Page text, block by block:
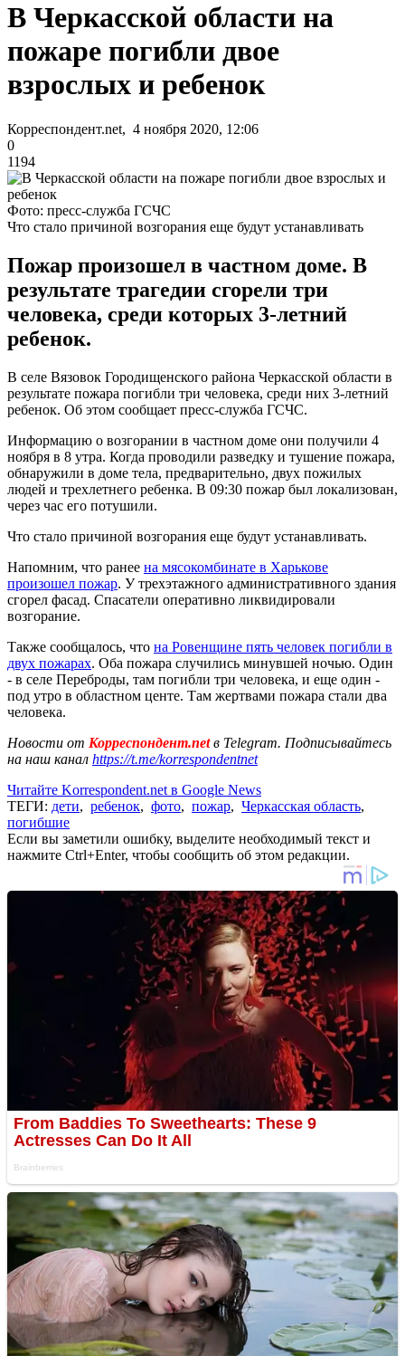
В Черкасской области на
пожаре погибли двое
взрослых и ребенок
Корреспондент.net, 4 ноября 2020, 12:06
0
1194
Фото: пресс-служба ГСЧС
Что стало причиной возгорания еще будут устанавливать
Пожар произошел в частном доме. В
результате трагедии сгорели три
человека, среди которых 3-летний
ребенок.
В селе Вязовок Городищенского района Черкасской области в
результате пожара погибли три человека, среди них 3-летний
ребенок. Об этом сообщает пресс-служба ГСЧС.
Информацию о возгорании в частном доме они получили 4
ноября в 8 утра. Когда проводили разведку и тушение пожара,
обнаружили в доме тела, предварительно, двух пожилых
людей и трехлетнего ребенка. В 09:30 пожар был локализован,
через час его потушили.
Что стало причиной возгорания еще будут устанавливать.
Напомним, что ранее на мясокомбинате в Харькове
произошел пожар. У трехэтажного административного здания
сгорел фасад. Спасатели оперативно ликвидировали
возгорание.
Также сообщалось, что на Ровенщине пять человек погибли в
двух пожарах. Оба пожара случились минувшей ночью. Один
- в селе Переброды, там погибли три человека, и еще один -
под утро в областном центе. Там жертвами пожара стали два
человека.
Новости от Корреспондент.netв Telegram. Подписывайтесь
на наш канал https://t.me/korrespondentnet
Читайте Korrespondent.net в Google News
ТЕГИ: дети, ребенок, фото, пожар, Черкасская область,
погибшие
Если вы заметили ошибку, выделите необходимый текст и
нажмите Ctrl+Enter, чтобы сообщить об этом редакции.